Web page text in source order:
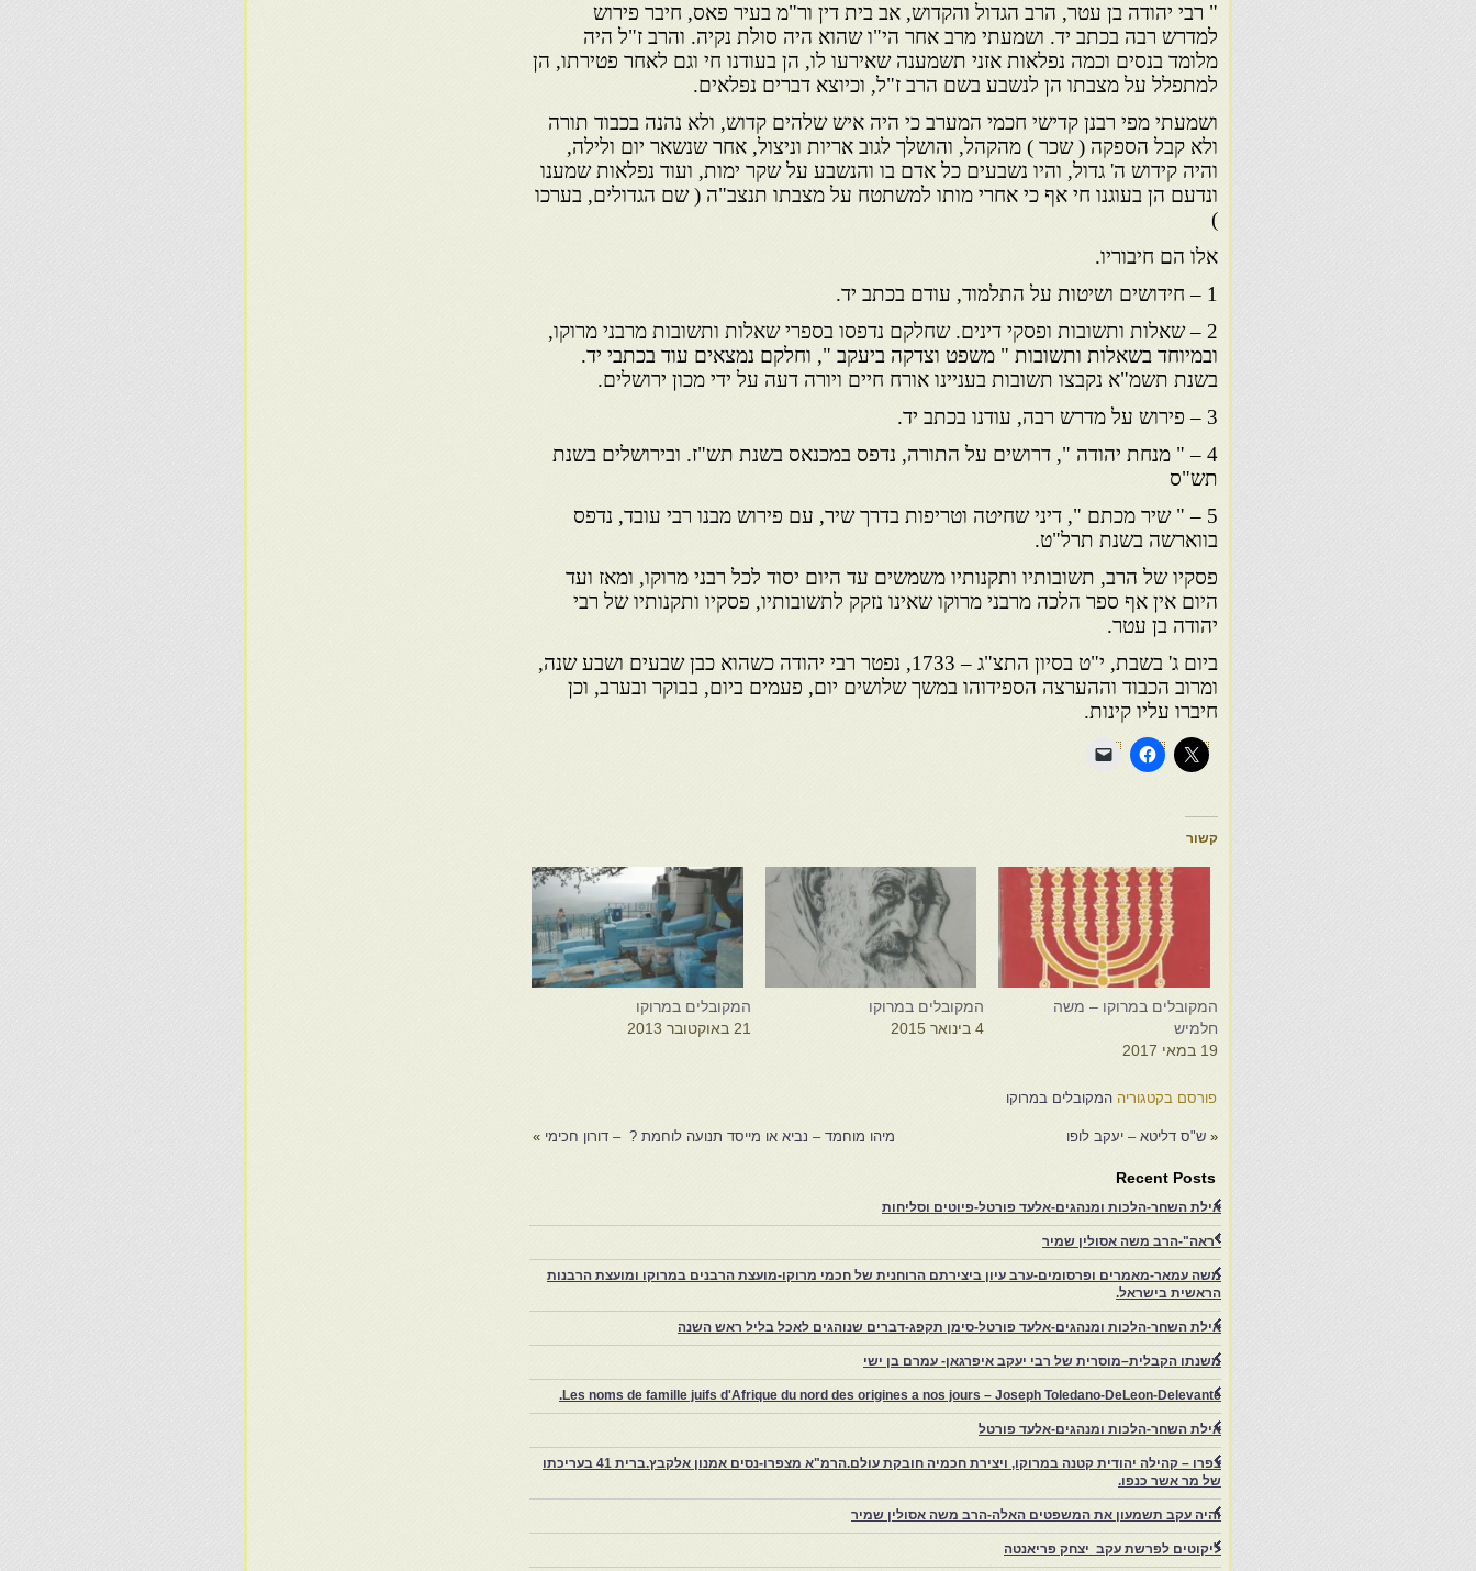
" רבי יהודה בן עטר, הרב הגדול והקדוש, אב בית דין ור"מ בעיר פאס, חיבר פירוש
למדרש רבה בכתב יד. ושמעתי מרב אחר הי"ו שהוא היה סולת נקיה. והרב ז"ל היה
מלומד בנסים וכמה נפלאות אזני תשמענה שאירעו לו, הן בעודנו חי וגם לאחר פטירתו, הן
למתפלל על מצבתו הן לנשבע בשם הרב ז"ל, וכיוצא דברים נפלאים.
ושמעתי מפי רבנן קדישי חכמי המערב כי היה איש שלהים קדוש, ולא נהנה בכבוד תורה
ולא קבל הספקה ( שכר ) מהקהל, והושלך לגוב אריות וניצול, אחר שנשאר יום ולילה,
והיה קידוש ה' גדול, והיו נשבעים כל אדם בו והנשבע על שקר ימות, ועוד נפלאות שמענו
ונדעם הן בעוגנו חי אף כי אחרי מותו למשתטח על מצבתו תנצב"ה ( שם הגדולים, בערכו
)
אלו הם חיבוריו.
1 – חידושים ושיטות על התלמוד, עודם בכתב יד.
2 – שאלות ותשובות ופסקי דינים. שחלקם נדפסו בספרי שאלות ותשובות מרבני מרוקו,
ובמיוחד בשאלות ותשובות " משפט וצדקה ביעקב ", וחלקם נמצאים עוד בכתבי יד.
בשנת תשמ"א נקבצו תשובות בעניינו אורח חיים ויורה דעה על ידי מכון ירושלים.
3 – פירוש על מדרש רבה, עודנו בכתב יד.
4 – " מנחת יהודה ", דרושים על התורה, נדפס במכנאס בשנת תש"ז. ובירושלים בשנת
תש"ס
5 – " שיר מכתם ", דיני שחיטה וטריפות בדרך שיר, עם פירוש מבנו רבי עובד, נדפס
בווארשה בשנת תרל"ט.
פסקיו של הרב, תשובותיו ותקנותיו משמשים עד היום יסוד לכל רבני מרוקו, ומאז ועד
היום אין אף ספר הלכה מרבני מרוקו שאינו נזקק לתשובותיו, פסקיו ותקנותיו של רבי
יהודה בן עטר.
ביום ג' בשבת, י"ט בסיון התצ"ג – 1733, נפטר רבי יהודה כשהוא כבן שבעים ושבע שנה,
ומרוב הכבוד וההערצה הספידוהו במשך שלושים יום, פעמים ביום, בבוקר ובערב, וכן
חיברו עליו קינות.
קשור
המקובלים במרוקו – משה
חלמיש
19 במאי 2017
המקובלים במרוקו
4 בינואר 2015
המקובלים במרוקו
21 באוקטובר 2013
פורסם בקטגוריה המקובלים במרוקו
« ש"ס דליטא – יעקב לופו מיהו מוחמד – נביא או מייסד תנועה לוחמת ? – דורון חכימי »
Recent Posts
אילת השחר-הלכות ומנהגים-אלעד פורטל-פיוטים וסליחות
"ראה"-הרב משה אסולין שמיר
משה עמאר-מאמרים ופרסומים-ערב עיון ביצירתם הרוחנית של חכמי מרוקו-מועצת הרבנים במרוקו ומועצת הרבנות
הראשית בישראל.
אילת השחר-הלכות ומנהגים-אלעד פורטל-סימן תקפג-דברים שנוהגים לאכל בליל ראש השנה
משנתו הקבלית–מוסרית של רבי יעקב איפרגאן- עמרם בן ישי
Les noms de famille juifs d'Afrique du nord des origines a nos jours – Joseph Toledano-DeLeon-Delevante.
אילת השחר-הלכות ומנהגים-אלעד פורטל
צפרו – קהילה יהודית קטנה במרוקו, ויצירת חכמיה חובקת עולם.הרמ"א מצפרו-נסים אמנון אלקבץ.ברית 41 בעריכתו
של מר אשר כנפו.
והיה עקב תשמעון את המשפטים האלה-הרב משה אסולין שמיר
ליקוטים לפרשת עקב יצחק פריאנטה